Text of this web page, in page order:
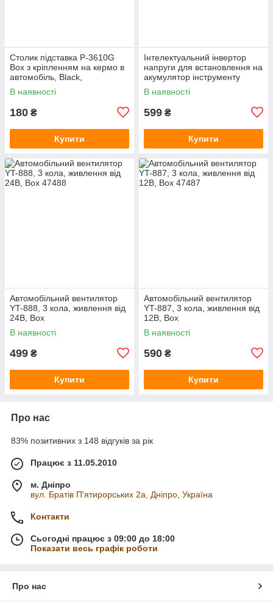
Столик підставка Р-3610G
Box з кріпленням на кермо в
автомобіль, Black,
420*200*20mm. 0.7kg. Box
В наявності
180 ₴
Купити
Інтелектуальний інвертор
напруги для встановлення на
акумулятор інструменту
В наявності
599 ₴
Купити
Автомобільний вентилятор
YT-888, 3 кола, живлення від
24В, Box
В наявності
499 ₴
Купити
Автомобільний вентилятор
YT-887, 3 кола, живлення від
12В, Box
В наявності
590 ₴
Купити
Про нас
83% позитивних з 148 відгуків за рік
Працює з 11.05.2010
м. Дніпро
вул. Братів П'ятирорських 2а, Дніпро, Україна
Контакти
Сьогодні працює з 09:00 до 18:00
Показати весь графік роботи
Про нас